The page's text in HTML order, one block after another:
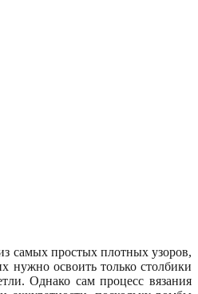
самых простых плотных узоров,
нужно освоить только столбики
Однако сам процесс вязания